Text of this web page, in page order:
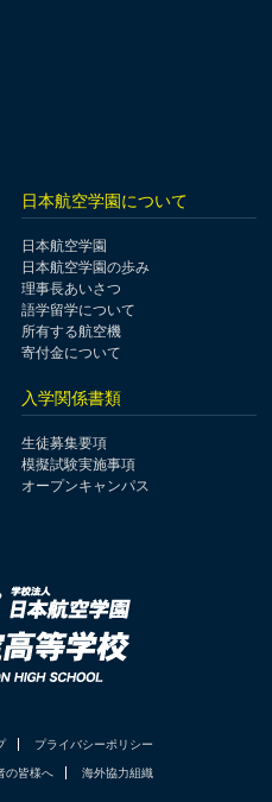
日本航空学園について
日本航空学園
日本航空学園の歩み
理事長あいさつ
語学留学について
所有する航空機
寄付金について
入学関係書類
生徒募集要項
模擬試験実施事項
オープンキャンパス
プライバシーポリシー
の皆様へ 海外協力組織